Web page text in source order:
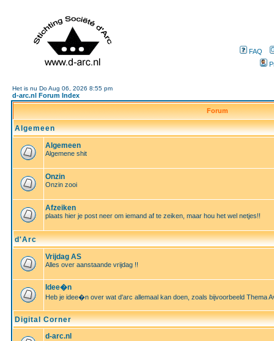
FAQ
Het is nu Do Aug 06, 2026 8:55 pm
d-arc.nl Forum Index
Forum
Algemeen
Algemeen
Algemene shit
Onzin
Onzin zooi
Afzeiken
plaats hier je post neer om iemand af te zeiken, maar hou het wel netjes!!
d'Arc
Vrijdag AS
Alles over aanstaande vrijdag !!
Idee�n
Heb je idee�n over wat d'arc allemaal kan doen, zoals bijvoorbeeld Thema
Digital Corner
d-arc.nl